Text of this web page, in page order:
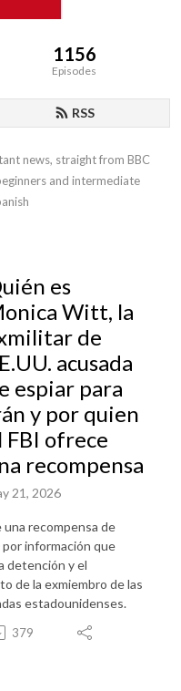
1156
Episodes
RSS
news, straight from BBC
and intermediate
es
Witt, la
de
acusada
espiar para
y por quien
FBI ofrece
recompensa
21, 2026
una recompensa de
información que
detención y el
de la exmiembro de las
estadounidenses.
379